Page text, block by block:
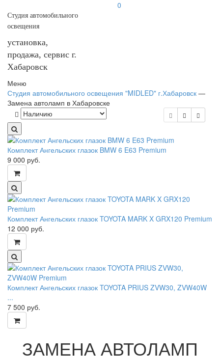
Студия автомобильного
освещения
установка,
продажа, сервис г.
Хабаровск
0
Меню
Студия автомобильного освещения "MIDLED" г.Хабаровск —
Замена автоламп в Хабаровске
Комплект Ангельских глазок BMW 6 E63 Premium
9 000 руб.
Комплект Ангельских глазок TOYOTA MARK X GRX120 Premium
12 000 руб.
Комплект Ангельских глазок TOYOTA PRIUS ZVW30, ZVW40W
...
7 500 руб.
ЗАМЕНА АВТОЛАМП